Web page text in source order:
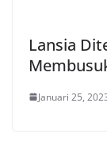
Lansia
Januari 25,